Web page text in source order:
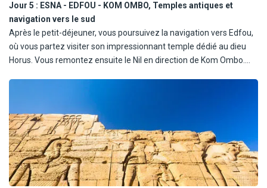
Jour 5 : ESNA - EDFOU - KOM OMBO, Temples antiques et
navigation vers le sud
Après le petit-déjeuner, vous poursuivez la navigation vers Edfou,
où vous partez visiter son impressionnant temple dédié au dieu
Horus. Vous remontez ensuite le Nil en direction de Kom Ombo.